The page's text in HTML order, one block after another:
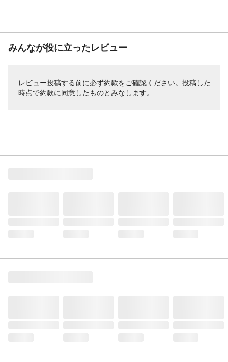
みんなが役に立ったレビュー
レビュー投稿する前に必ず約款をご確認ください。投稿した
時点で約款に同意したものとみなします。